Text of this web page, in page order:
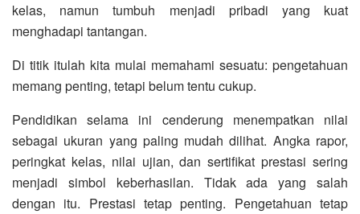
kelas, namun tumbuh menjadi pribadi yang kuat
menghadapi tantangan.
Di titik itulah kita mulai memahami sesuatu: pengetahuan
memang penting, tetapi belum tentu cukup.
Pendidikan selama ini cenderung menempatkan nilai
sebagai ukuran yang paling mudah dilihat. Angka rapor,
peringkat kelas, nilai ujian, dan sertifikat prestasi sering
menjadi simbol keberhasilan. Tidak ada yang salah
dengan itu. Prestasi tetap penting. Pengetahuan tetap